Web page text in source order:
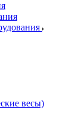
весы)